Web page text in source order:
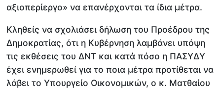
αξιοπερίεργο» να επανέρχονται τα ίδια μέτρα.
Κληθείς να σχολιάσει δήλωση του Προέδρου της
Δημοκρατίας, ότι η Κυβέρνηση λαμβάνει υπόψη
τις εκθέσεις του ΔΝΤ και κατά πόσο η ΠΑΣΥΔΥ
έχει ενημερωθεί για το ποια μέτρα προτίθεται να
λάβει το Υπουργείο Οικονομικών, ο κ. Ματθαίου